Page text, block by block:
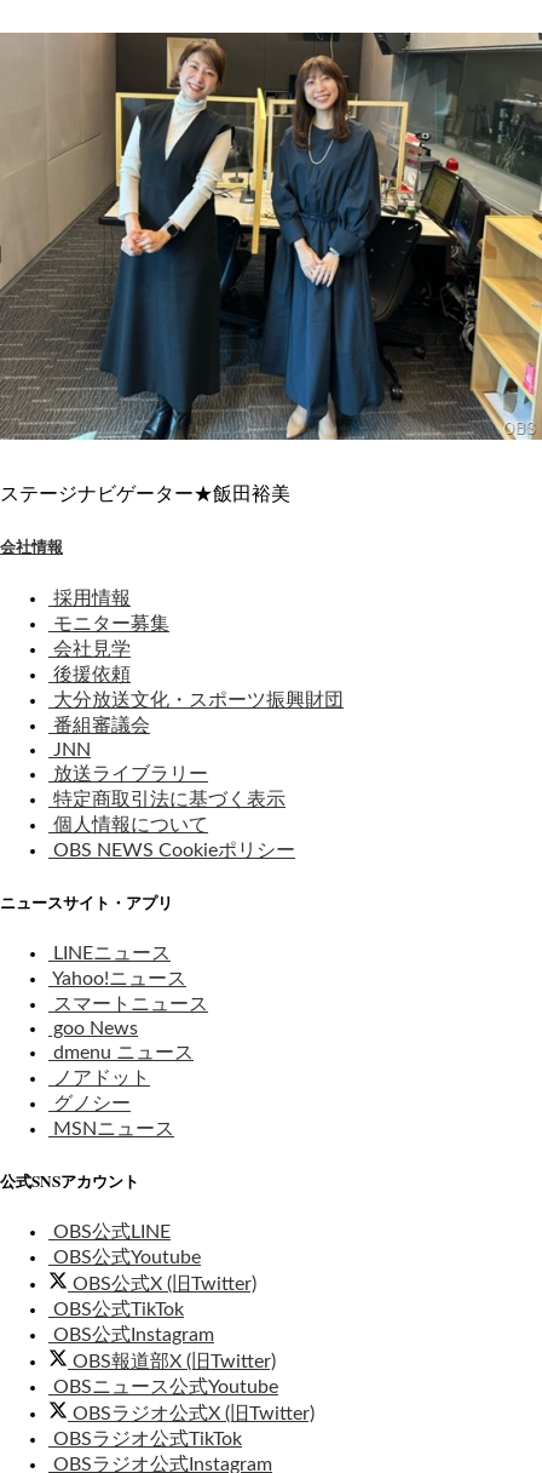
ステージナビゲーター★飯田裕美
会社情報
採用情報
モニター募集
会社見学
後援依頼
大分放送文化・スポーツ振興財団
番組審議会
JNN
放送ライブラリー
特定商取引法に基づく表示
個人情報について
OBS NEWS Cookieポリシー
ニュースサイト・アプリ
LINEニュース
Yahoo!ニュース
スマートニュース
goo News
dmenu ニュース
ノアドット
グノシー
MSNニュース
公式SNSアカウント
OBS公式LINE
OBS公式Youtube
OBS公式X (旧Twitter)
OBS公式TikTok
OBS公式Instagram
OBS報道部X (旧Twitter)
OBSニュース公式Youtube
OBSラジオ公式X (旧Twitter)
OBSラジオ公式TikTok
OBSラジオ公式Instagram